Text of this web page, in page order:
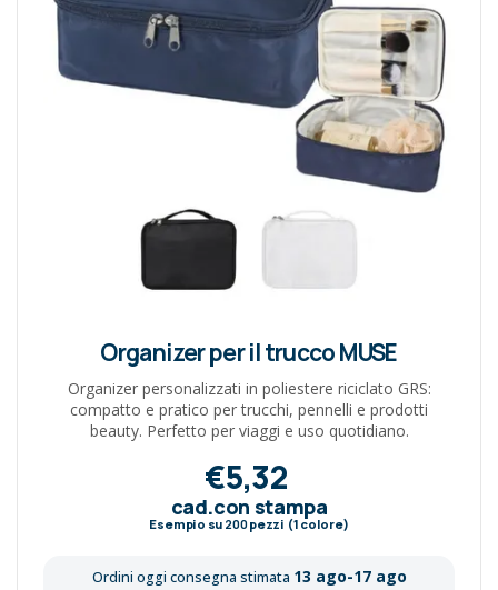
Organizer per il trucco MUSE
Organizer personalizzati in poliestere riciclato GRS:
compatto e pratico per trucchi, pennelli e prodotti
beauty. Perfetto per viaggi e uso quotidiano.
€5,32
cad.con stampa
Esempio su 200pezzi (1 colore)
Ordini oggi consegna stimata 13 ago-17 ago